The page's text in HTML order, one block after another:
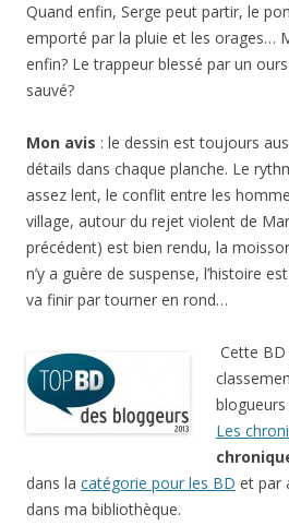
Quand enfin, Serge peut partir, le
emporté par la pluie et les orages…
enfin? Le trappeur blessé par un
sauvé?
Mon avis : le dessin est toujours
détails dans chaque planche. Le
assez lent, le conflit entre les
village, autour du rejet violent de
précédent) est bien rendu, la
n’y a guère de suspense, l’histoire
va finir par tourner en rond…
Cette
Les
dans la catégorie pour les BD et par
dans ma bibliothèque.